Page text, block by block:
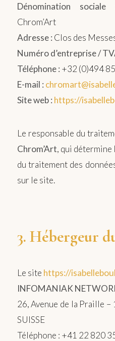
Dénomination sociale
Chrom’Art
Adresse : Clos des
Numéro d’entreprise /
Téléphone : +32 (0)494
E-mail :
Site web : https://
Le responsable du
Chrom’Art, qui
du traitement des
sur le site.
3. Hébergeur
Le site https://
INFOMANIAK
26, Avenue de la Praille
SUISSE
Téléphone : +41 22 820